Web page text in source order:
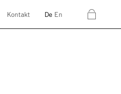
Kontakt De En c